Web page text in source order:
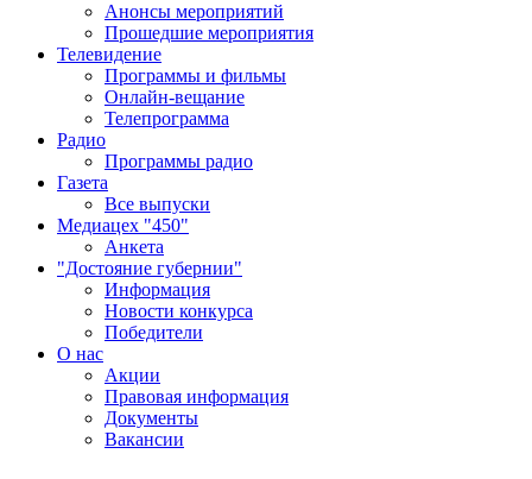
Анонсы мероприятий
Прошедшие мероприятия
Телевидение
Программы и фильмы
Онлайн-вещание
Телепрограмма
Радио
Программы радио
Газета
Все выпуски
Медиацех "450"
Анкета
"Достояние губернии"
Информация
Новости конкурса
Победители
О нас
Акции
Правовая информация
Документы
Вакансии